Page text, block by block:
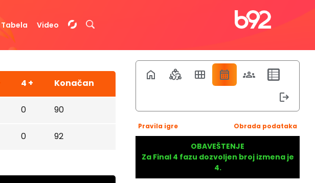
Tabela Video
4 + Konačan
0 90
0 92
Pravila igre Obrada podataka
OBAVEŠTENJE
Za Final 4 fazu dozvoljen broj izmena je
4.